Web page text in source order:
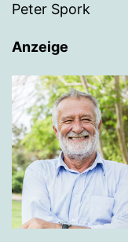
Peter Spork
Anzeige